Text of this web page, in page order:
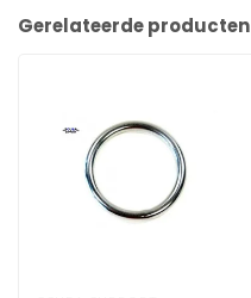
Gerelateerde producten